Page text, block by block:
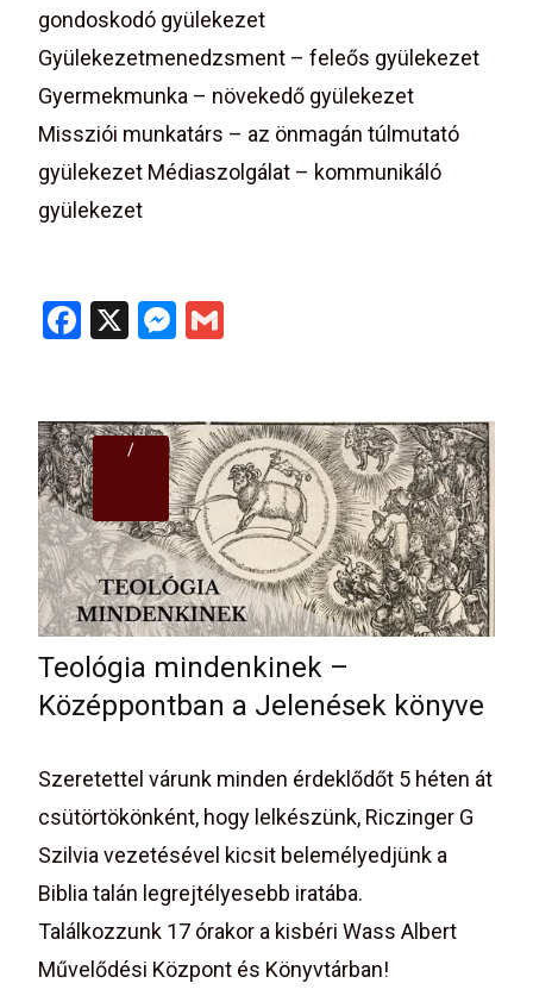
gondoskodó gyülekezet
Gyülekezetmenedzsment – feleős gyülekezet
Gyermekmunka – növekedő gyülekezet
Missziói munkatárs – az önmagán túlmutató
gyülekezet Médiaszolgálat – kommunikáló
gyülekezet
F
b
o
o
k
X
M
n
g
er
/
Teológia mindenkinek –
Középpontban a Jelenések könyve
Szeretettel várunk minden érdeklődőt 5 héten át
csütörtökönként, hogy lelkészünk, Riczinger G
Szilvia vezetésével kicsit belemélyedjünk a
Biblia talán legrejtélyesebb iratába.
Találkozzunk 17 órakor a kisbéri Wass Albert
Művelődési Központ és Könyvtárban!